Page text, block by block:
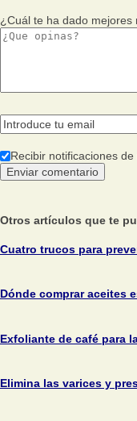
¿Cuál te ha dado mejores
Recibir notificaciones
Otros artículos que te
Cuatro trucos para
Dónde comprar aceites
Exfoliante de café para
Elimina las varices y